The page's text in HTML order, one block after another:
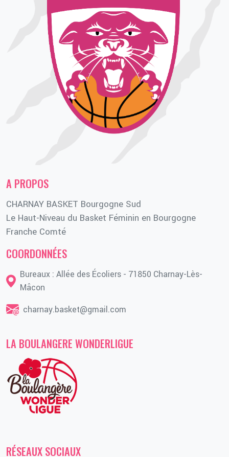
A PROPOS
CHARNAY BASKET Bourgogne Sud
Le Haut-Niveau du Basket Féminin en Bourgogne
Franche Comté
COORDONNÉES
Bureaux : Allée des Écoliers - 71850 Charnay-Lès-
Mâcon
charnay.basket@gmail.com
LA BOULANGERE WONDERLIGUE
RÉSEAUX SOCIAUX